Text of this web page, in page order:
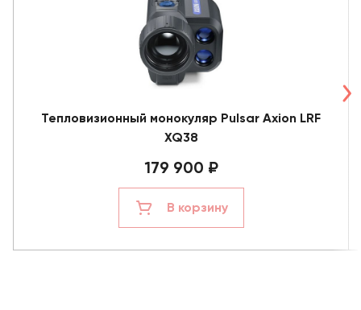
Тепловизионный монокуляр Pulsar Axion LRF
XQ38
179 900 ₽
В корзину